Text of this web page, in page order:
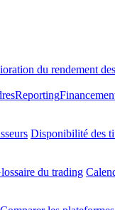
du rendement
Reporting
Disponibilité des
du trading